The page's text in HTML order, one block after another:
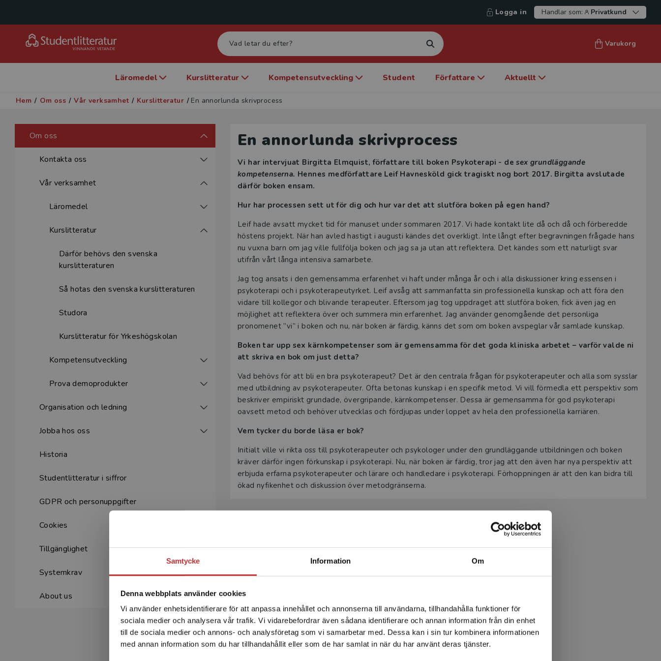
Samtycke Information Om
Denna webbplats använder cookies
Vi använder enhetsidentifierare för att anpassa innehållet och annonserna till användarna, tillhandahålla funktioner för
sociala medier och analysera vår trafik. Vi vidarebefordrar även sådana identifierare och annan information från din enhet
till de sociala medier och annons- och analysföretag som vi samarbetar med. Dessa kan i sin tur kombinera informationen
med annan information som du har tillhandahållit eller som de har samlat in när du har använt deras tjänster.
Begränsad fraktregion
Det verkar som att du besöker studentlitteratur.se via en
enhet utanför Sverige. Vi erbjuder inte leveranser utanför
Sverige. För att kunna slutföra ett köp måste
leveransadressen vara i Sverige.Läs mer
Logga in Handlar som: Privatkund
Varukorg
Läromedel Kurslitteratur Kompetensutveckling Student Författare Aktuellt
Hem / Om oss / Vår verksamhet / Kurslitteratur / En annorlunda skrivprocess
Om oss
Kontakta oss
Vår verksamhet
Läromedel
Kurslitteratur
Därför behövs den svenska
kurslitteraturen
Så hotas den svenska kurslitteraturen
Studora
Kurslitteratur för Yrkeshögskolan
Kompetensutveckling
Prova demoprodukter
Organisation och ledning
Jobba hos oss
Historia
Studentlitteratur i siffror
GDPR och personuppgifter
Cookies
Tillgänglighet
Systemkrav
About us
En annorlunda skrivprocess
Vi har intervjuat Birgitta Elmquist, författare till boken Psykoterapi - de sex grundläggande
kompetenserna. Hennes medförfattare Leif Havnesköld gick tragiskt nog bort 2017. Birgitta avslutade
därför boken ensam.
Hur har processen sett ut för dig och hur var det att slutföra boken på egen hand?
Leif hade avsatt mycket tid för manuset under sommaren 2017. Vi hade kontakt lite då och då och förberedde
höstens projekt. När han avled hastigt i augusti kändes det overkligt. Inte långt efter begravningen frågade hans
nu vuxna barn om jag ville fullfölja boken och jag sa ja utan att reflektera. Det kändes som ett naturligt svar
utifrån vårt långa intensiva samarbete.
Jag tog ansats i den gemensamma erfarenhet vi haft under många år och i alla diskussioner kring essensen i
psykoterapi och i psykoterapeutyrket. Leif avsåg att sammanfatta sin professionella kunskap och att föra den
vidare till kollegor och blivande terapeuter. Eftersom jag tog uppdraget att slutföra boken, fick även jag en
möjlighet att reflektera över och summera min erfarenhet. Jag använder genomgående det personliga
pronomenet ”vi” i boken och nu, när boken är färdig, känns det som om boken avspeglar vår samlade kunskap.
Boken tar upp sex kärnkompetenser som är gemensamma för det goda kliniska arbetet – varför valde ni
att skriva en bok om just detta?
Vad behövs för att bli en bra psykoterapeut? Det är den centrala frågan för psykoterapeuter och alla som sysslar
med utbildning av psykoterapeuter. Ofta betonas kunskap i en specifik metod. Vi vill förmedla ett perspektiv som
beskriver empiriskt grundade, övergripande, kärnkompetenser. Dessa är gemensamma för god psykoterapi
oavsett metod och behöver utvecklas och fördjupas under loppet av hela den professionella karriären.
Vem tycker du borde läsa er bok?
Initialt ville vi rikta oss till psykoterapeuter och psykologer under den grundläggande utbildningen och boken
kräver därför ingen förkunskap i psykoterapi. Nu, när boken är färdig, tror jag att den även har nya perspektiv att
erbjuda erfarna psykoterapeuter och lärare och handledare i psykoterapi. Förhoppningen är att den kan bidra till
ökad nyfikenhet och diskussion över metodgränserna.
Aktuell bok